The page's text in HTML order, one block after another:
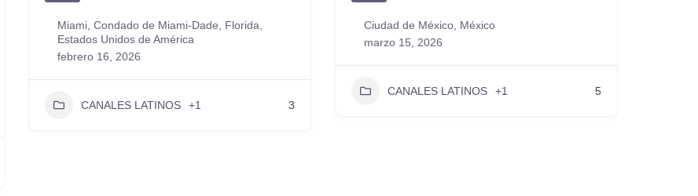
Miami, Condado de Miami-Dade, Florida,
Estados Unidos de América
febrero 16, 2026
CANALES LATINOS +1 3
Ciudad de México, México
marzo 15, 2026
CANALES LATINOS +1 5